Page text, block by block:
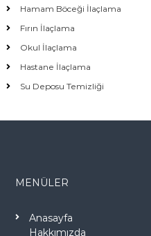
Hamam Böceği İlaçlama
Fırın İlaçlama
Okul İlaçlama
Hastane İlaçlama
Su Deposu Temizliği
MENÜLER
Anasayfa
Hakkımızda